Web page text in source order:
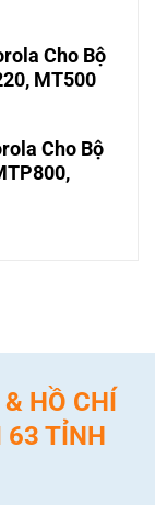
Cho Bộ
MT500
Cho Bộ
HỒ CHÍ
63 TỈNH